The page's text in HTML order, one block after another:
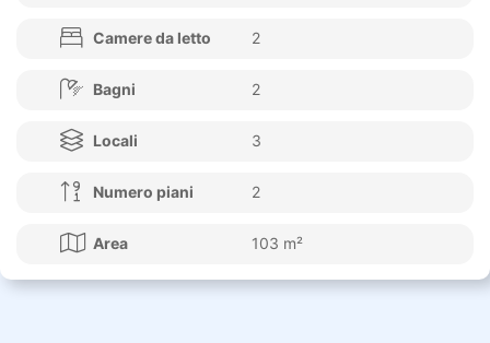
Camere da letto 2
Bagni 2
Locali 3
Numero piani 2
Area 103 m²